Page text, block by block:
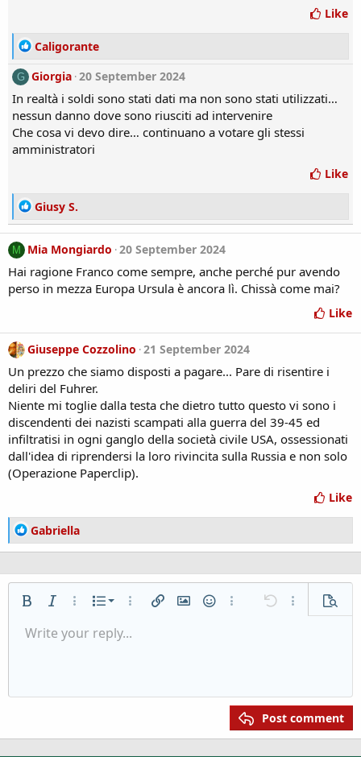
Like
R
a
t
i
o
n
Caligorante
G Giorgia 20 September 2024
In realtà i soldi sono stati dati ma non sono stati utilizzati…
nessun danno dove sono riusciti ad intervenire
Che cosa vi devo dire… continuano a votare gli stessi
amministratori
Like
R
e
a
c
t
o
:
Giusy S.
M Mia Mongiardo 20 September 2024
Hai ragione Franco come sempre, anche perché pur avendo
perso in mezza Europa Ursula è ancora lì. Chissà come mai?
Like
Giuseppe Cozzolino 21 September 2024
Un prezzo che siamo disposti a pagare... Pare di risentire i
deliri del Fuhrer.
Niente mi toglie dalla testa che dietro tutto questo vi sono i
discendenti dei nazisti scampati alla guerra del 39-45 ed
infiltratisi in ogni ganglo della società civile USA, ossessionati
dall'idea di riprendersi la loro rivincita sulla Russia e non solo
(Operazione Paperclip).
Like
R
e
c
i
n
Gabriella
Bold Italic More options...
List
Ordered list
More options...
Insert linkInsert image
SmiliesMore options...
Undo More
Font size 9
15
Text colorFont family
Arial
Georgia
Strike-through
Underline
AlignmentAlign left
Paragraph format
Normal
Heading 3
QuoteMediaInsert table
Insert horizontal line
Spoiler
RedoToggle BB code
Remove formatting
Drafts
Write your reply...
Post comment